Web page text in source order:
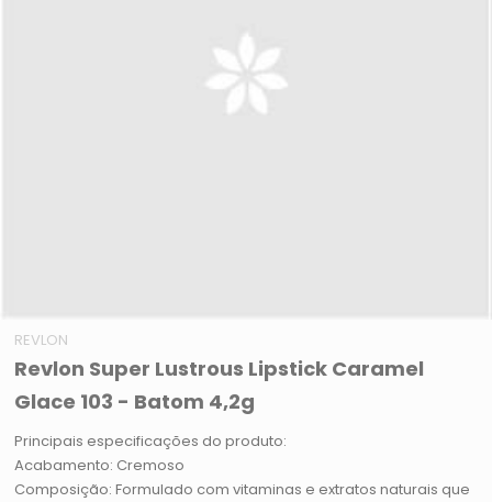
REVLON
Revlon Super Lustrous Lipstick Caramel
Glace 103 - Batom 4,2g
Principais especificações do produto:
Acabamento: Cremoso
Composição: Formulado com vitaminas e extratos naturais que